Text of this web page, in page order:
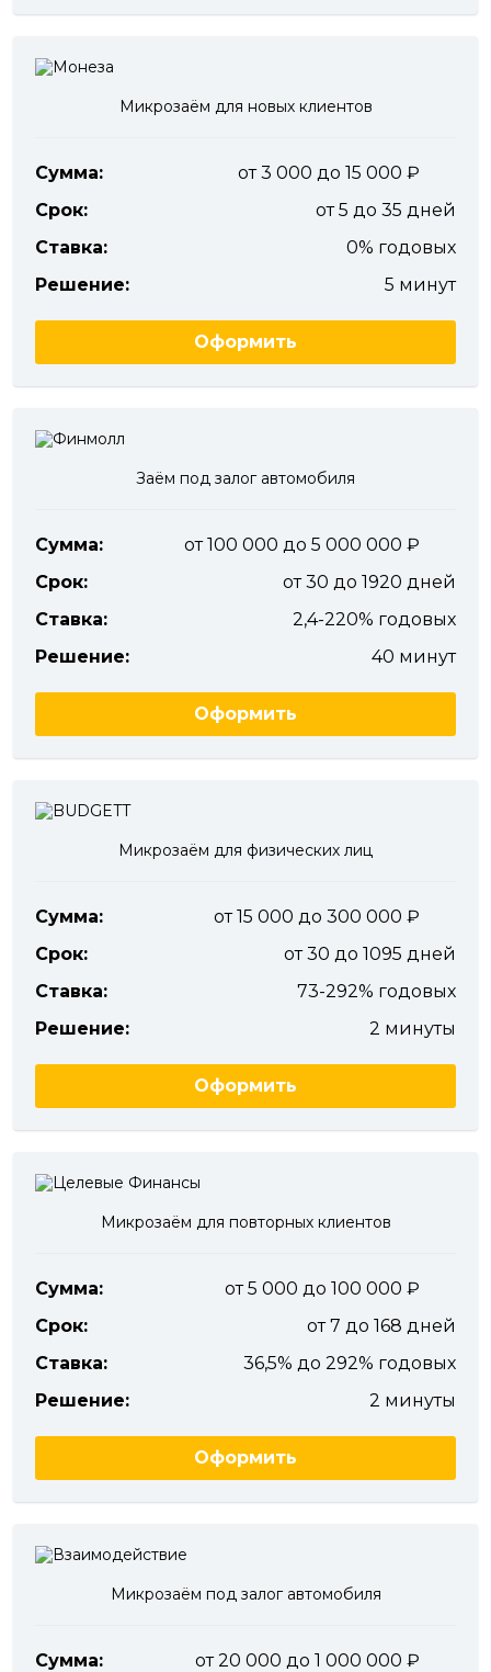
Микрозаём для новых клиентов
Сумма:
от 3 000 до 15 000
Срок:
от 5 до 35 дней
Ставка:
0% годовых
Решение:
5 минут
Оформить
Заём под залог автомобиля
Сумма:
от 100 000 до 5 000 000
Срок:
от 30 до 1920 дней
Ставка:
2,4-220% годовых
Решение:
40 минут
Оформить
Микрозаём для физических лиц
Сумма:
от 15 000 до 300 000
Срок:
от 30 до 1095 дней
Ставка:
73-292% годовых
Решение:
2 минуты
Оформить
Микрозаём для повторных клиентов
Сумма:
от 5 000 до 100 000
Срок:
от 7 до 168 дней
Ставка:
36,5% до 292% годовых
Решение:
2 минуты
Оформить
Микрозаём под залог автомобиля
Сумма:
от 20 000 до 1 000 000